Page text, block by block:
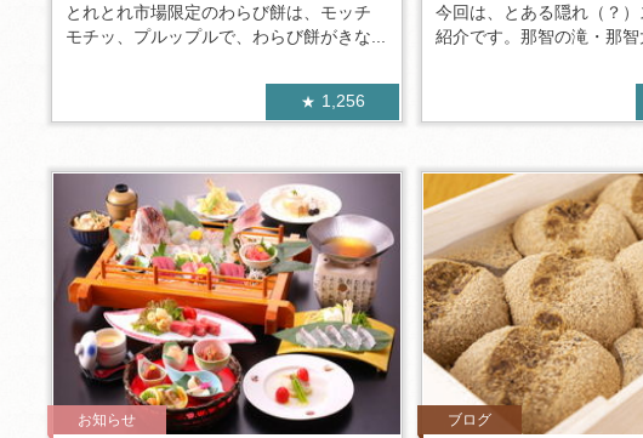
とれとれ市場限定のわらび餅は、モッチ
モチッ、プルップルで、わらび餅がきな...
1,256
今回は、とある隠れ（？
紹介です。那智の滝・那智
お知らせ ブログ